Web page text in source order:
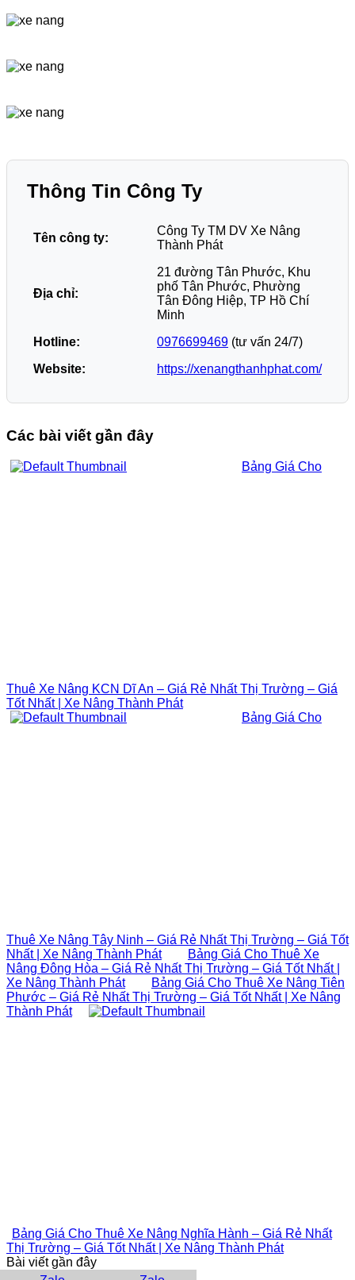
Thông Tin Công Ty
Tên công ty:
Công Ty TM DV Xe Nâng
Thành Phát
Địa chỉ:
21 đường Tân Phước, Khu
phố Tân Phước, Phường
Tân Đông Hiệp, TP Hồ Chí
Minh
Hotline:
0976699469 (tư vấn 24/7)
Website:
https://xenangthanhphat.com/
Các bài viết gần đây
Bảng Giá Cho
Thuê Xe Nâng KCN Dĩ An – Giá Rẻ Nhất Thị Trường – Giá
Tốt Nhất | Xe Nâng Thành Phát
Bảng Giá Cho
Thuê Xe Nâng Tây Ninh – Giá Rẻ Nhất Thị Trường – Giá Tốt
Nhất | Xe Nâng Thành Phát
Bảng Giá Cho Thuê Xe
Nâng Đông Hòa – Giá Rẻ Nhất Thị Trường – Giá Tốt Nhất |
Xe Nâng Thành Phát
Bảng Giá Cho Thuê Xe Nâng Tiên
Phước – Giá Rẻ Nhất Thị Trường – Giá Tốt Nhất | Xe Nâng
Thành Phát
Bảng Giá Cho Thuê Xe Nâng Nghĩa Hành – Giá Rẻ Nhất
Thị Trường – Giá Tốt Nhất | Xe Nâng Thành Phát
Bài viết gần đây